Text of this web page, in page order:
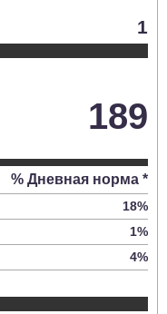
1
189
% Дневная норма *
18%
1%
4%